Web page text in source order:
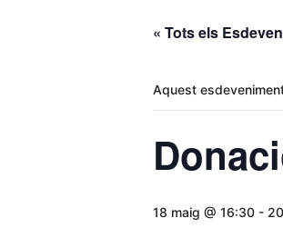
« Tots els
Aquest
18 maig @ 16:30 -